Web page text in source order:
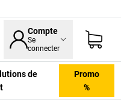
Compte
Se
connecter
de
Promo
%